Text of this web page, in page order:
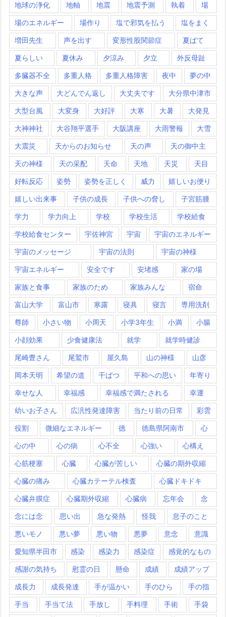
地球の浄化 地軸 地震 地震予測 執着 場
場のエネルギー 場作り 塩で邪気を払う 塩をまく
増田先生 声を出す 変形性股関節症 夏ばて
夏らしい 夏休み 夕涼み 夕立 外反母趾
多臓器不全 多重人格 多重人格障害 夜中 夢の中
大きな声 大どんでん返し 大丈夫です 大分県中津市
大型台風 大変身 大好評 大寒 大暑 大発見
大神神社 大谷翔平選手 大阪講座 大雨警報 大雪
大震災 天からのお知らせ 天の声 天の御中主
天の神様 天の采配 天命 天地 天災 天目
好転反応 姿勢 姿勢を正しく 威力 嬉しいお便り
嬉しい出来事 子供の成長 子供への脅し 子宮筋腫
学力 学力向上 学校 学校生活 学校給食
学校給食センター 宇佐神宮 宇宙 宇宙のエネルギー
宇宙のメッセージ 宇宙の法則 宇宙の神様
宇宙エネルギー 安全です 安堵感 家の場
家族と食事 家族のため 家族みんな 宿命
富山大学 富山市 寒露 寝具 寝言 専用洗剤
尊師 小さい物 小周天 小学3年生 小満 小腸
小顔効果 少食健康法 就学 就学時健診
尾崎豊さん 尾鷲市 屋久島 山の神様 山彦
岡本天明 希望の道 干ばつ 平和への思い 年寄り
幸せな人 幸福感 幸福感で満たされる 幸運
幼いお子さん 広汎性発達障害 当たり前の日常 彩雲
役割 微細なエネルギー 徳 徳島県阿南市 心
心の中 心の病 心不全 心強い 心構え
心筋梗塞 心臓 心臓が苦しい 心臓の期外収縮
心臓の痛み 心臓カテーテル検査 心臓ドキドキ
心臓弁膜症 心臓期外収縮 心臓病 忘年会 念
念には念 思い出 急な発熱 怪我 息子のこと
悪いモノ 悪い夢 悪い物 悪夢 意念 意識
愛知県半田市 感染 感染力 感染症 感覚的なもの
感謝の気持ち 慰霊の日 懸命 成績 成績アップ
成長力 成長発達 手が温かい 手のひら 手の指
手当 手当て法 手放し 手料理 手術 手袋